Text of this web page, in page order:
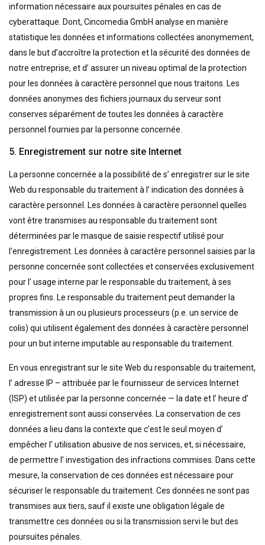
information nécessaire aux poursuites pénales en cas de
cyberattaque. Dont, Cincomedia GmbH analyse en manière
statistique les données et informations collectées anonymement,
dans le but d’accroître la protection et la sécurité des données de
notre entreprise, et d’ assurer un niveau optimal de la protection
pour les données à caractère personnel que nous traitons. Les
données anonymes des fichiers journaux du serveur sont
conserves séparément de toutes les données à caractère
personnel fournies par la personne concernée.
5. Enregistrement sur notre site Internet
La personne concernée a la possibilité de s’ enregistrer sur le site
Web du responsable du traitement à l’ indication des données à
caractère personnel. Les données à caractère personnel quelles
vont être transmises au responsable du traitement sont
déterminées par le masque de saisie respectif utilisé pour
l’enregistrement. Les données à caractère personnel saisies par la
personne concernée sont collectées et conservées exclusivement
pour l’ usage interne par le responsable du traitement, à ses
propres fins. Le responsable du traitement peut demander la
transmission à un ou plusieurs processeurs (p.e. un service de
colis) qui utilisent également des données à caractère personnel
pour un but interne imputable au responsable du traitement.
En vous enregistrant sur le site Web du responsable du traitement,
l’ adresse IP – attribuée par le fournisseur de services Internet
(ISP) et utilisée par la personne concernée — la date et l’ heure d’
enregistrement sont aussi conservées. La conservation de ces
données a lieu dans la contexte que c’est le seul moyen d’
empêcher l’ utilisation abusive de nos services, et, si nécessaire,
de permettre l’ investigation des infractions commises. Dans cette
mesure, la conservation de ces données est nécessaire pour
sécuriser le responsable du traitement. Ces données ne sont pas
transmises aux tiers, sauf il existe une obligation légale de
transmettre ces données ou si la transmission servi le but des
poursuites pénales.